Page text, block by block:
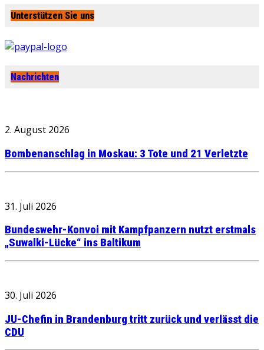
Unterstützen Sie uns
Nachrichten
2. August 2026
Bombenanschlag in Moskau: 3 Tote und 21 Verletzte
31. Juli 2026
Bundeswehr-Konvoi mit Kampfpanzern nutzt erstmals
„Suwalki-Lücke“ ins Baltikum
30. Juli 2026
JU-Chefin in Brandenburg tritt zurück und verlässt die
CDU